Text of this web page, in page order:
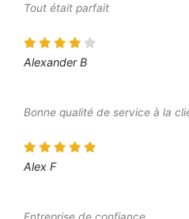
Tout était parfait
Alexander B
Bonne qualité de service à la
Alex F
Entreprise de confiance